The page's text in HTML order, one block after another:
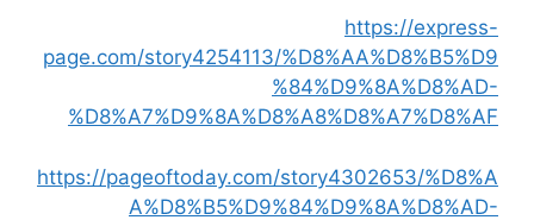
https://express-
page.com/story4254113/%D8%AA%D8%B5%D9
%84%D9%8A%D8%AD-
%D8%A7%D9%8A%D8%A8%D8%A7%D8%AF
https://pageoftoday.com/story4302653/%D8%A
A%D8%B5%D9%84%D9%8A%D8%AD-